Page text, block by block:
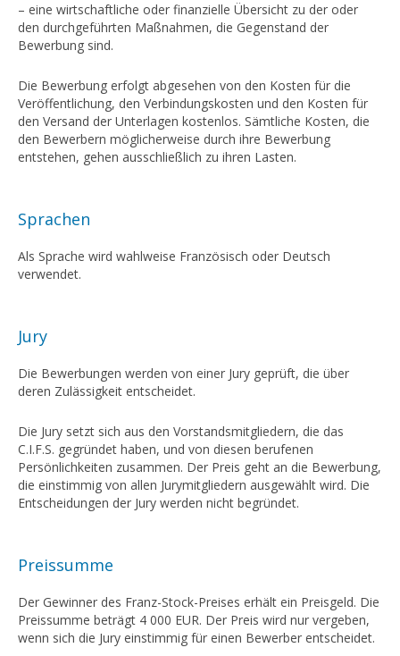
Geplante Projekte
Ausbau der Kirche von Rechèvres
Spendenfaltblatt
Ich will mich beteiligen
DIE KIRCHE VON RECHÈVRES
Das Grab von Franz Stock
Die Kirche in Rechèvres – Die Architektur
Franz Stock als Bildergeschichte
AKTUELLES
– eine wirtschaftliche oder finanzielle Übersicht zu der oder
den durchgeführten Maßnahmen, die Gegenstand der
Bewerbung sind.
Die Bewerbung erfolgt abgesehen von den Kosten für die
Veröffentlichung, den Verbindungskosten und den Kosten für
den Versand der Unterlagen kostenlos. Sämtliche Kosten, die
den Bewerbern möglicherweise durch ihre Bewerbung
entstehen, gehen ausschließlich zu ihren Lasten.
Sprachen
Als Sprache wird wahlweise Französisch oder Deutsch
verwendet.
Jury
Die Bewerbungen werden von einer Jury geprüft, die über
deren Zulässigkeit entscheidet.
Die Jury setzt sich aus den Vorstandsmitgliedern, die das
C.I.F.S. gegründet haben, und von diesen berufenen
Persönlichkeiten zusammen. Der Preis geht an die Bewerbung,
die einstimmig von allen Jurymitgliedern ausgewählt wird. Die
Entscheidungen der Jury werden nicht begründet.
Preissumme
Der Gewinner des Franz-Stock-Preises erhält ein Preisgeld. Die
Preissumme beträgt 4 000 EUR. Der Preis wird nur vergeben,
wenn sich die Jury einstimmig für einen Bewerber entscheidet.